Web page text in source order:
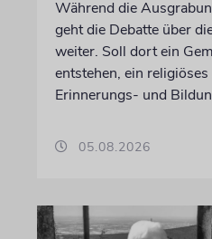
Während die
geht die Debatte über
weiter. Soll dort ein
entstehen, ein
Erinnerungs- und
05.08.2026